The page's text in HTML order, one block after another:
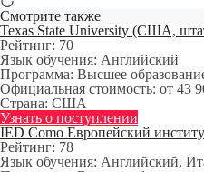
Смотрите также
Texas State University (США,
Рейтинг: 70
Язык обучения: Английский
Программа: Высшее
Официальная стоимость: от 43
Страна: США
Узнать о поступлении
IED Como Европейский
Рейтинг: 78
Язык обучения: Английский,